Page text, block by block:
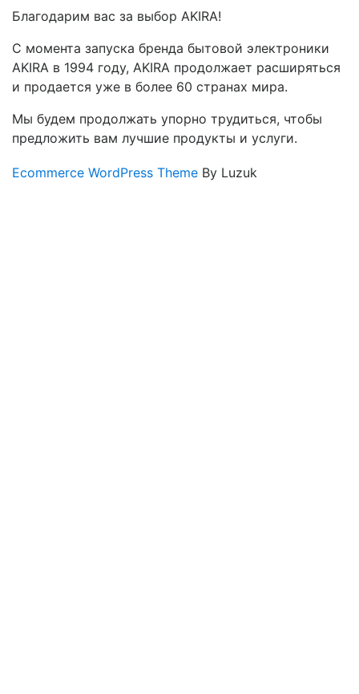
Благодарим вас за выбор AKIRA!
С момента запуска бренда бытовой электроники
AKIRA в 1994 году, AKIRA продолжает расширяться
и продается уже в более 60 странах мира.
Мы будем продолжать упорно трудиться, чтобы
предложить вам лучшие продукты и услуги.
Ecommerce WordPress Theme By Luzuk